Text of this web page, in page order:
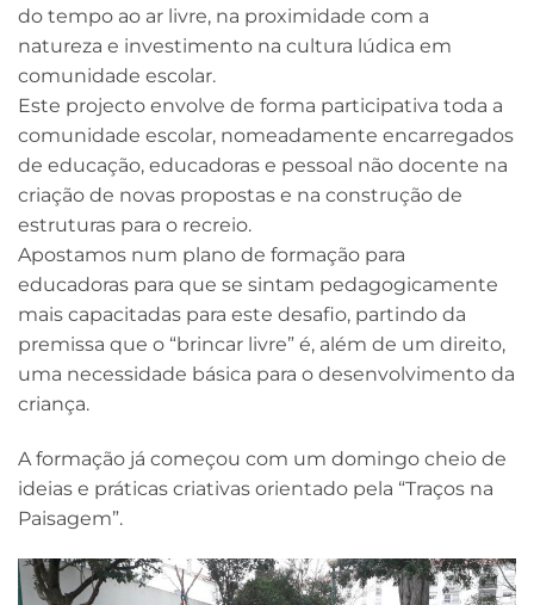
do tempo ao ar livre, na proximidade com a
natureza e investimento na cultura lúdica em
comunidade escolar.
Este projecto envolve de forma participativa toda a
comunidade escolar, nomeadamente encarregados
de educação, educadoras e pessoal não docente na
criação de novas propostas e na construção de
estruturas para o recreio.
Apostamos num plano de formação para
educadoras para que se sintam pedagogicamente
mais capacitadas para este desafio, partindo da
premissa que o “brincar livre” é, além de um direito,
uma necessidade básica para o desenvolvimento da
criança.
A formação já começou com um domingo cheio de
ideias e práticas criativas orientado pela “Traços na
Paisagem”.